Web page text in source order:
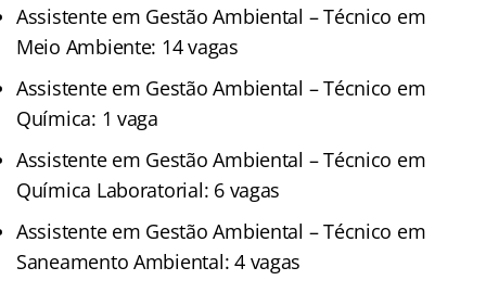
Assistente em Gestão Ambiental – Técnico em
Meio Ambiente: 14 vagas
Assistente em Gestão Ambiental – Técnico em
Química: 1 vaga
Assistente em Gestão Ambiental – Técnico em
Química Laboratorial: 6 vagas
Assistente em Gestão Ambiental – Técnico em
Saneamento Ambiental: 4 vagas